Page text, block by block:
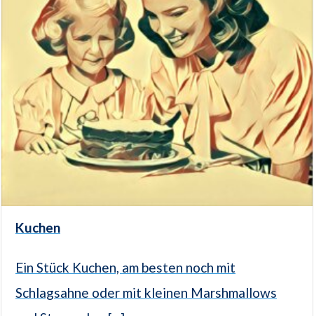
Kuchen
Ein Stück Kuchen, am besten noch mit
Schlagsahne oder mit kleinen Marshmallows